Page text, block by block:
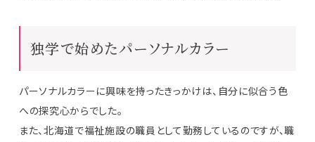
独学で始めたパーソナルカラー
パーソナルカラーに興味を持ったきっかけは、自分に似合う色
への探究心からでした。
また、北海道で福祉施設の職員として勤務しているのですが、職